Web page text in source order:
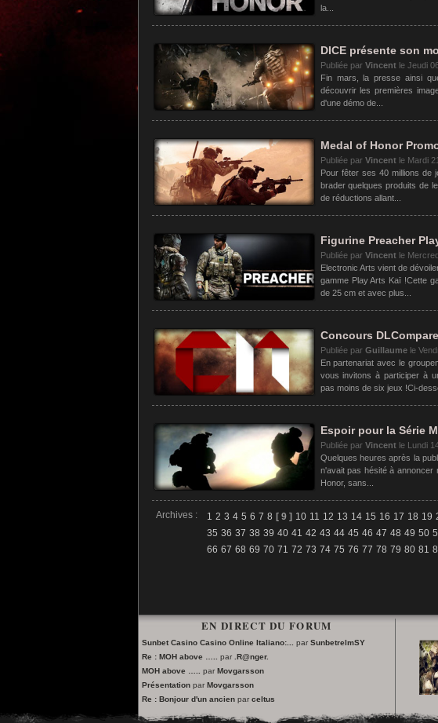
la...
DICE présente son
Publiée par Vincentle Jeudi
Fin mars, la presse ainsi
découvrir les premières
d'une démo de...
Medal of Honor
Publiée par Vincentle Mardi
Pour fêter ses 40 millions de
brader quelques produits de
de réductions allant...
Figurine Preacher
Publiée par Vincentle
Electronic Arts vient de
gamme Play Arts Kaï !Cette
de 25 cm et avec plus...
Concours
Publiée par Guillaumele
En partenariat avec le
vous invitons à participer à
pas moins de six jeux !Ci-
Espoir pour la Série
Publiée par Vincentle Lundi
Quelques heures après la
n'avait pas hésité à annoncer
Honor, sans...
Archives : 1 2 3 4 5 6 7 8 [ 9 ] 10 11 12 13 14 15 16 17 18 19
35 36 37 38 39 40 41 42 43 44 45 46 47 48 49 50
66 67 68 69 70 71 72 73 74 75 76 77 78 79 80 81
EN DIRECT DU FORUM
Sunbet Casino Casino Online Italiano:... par SunbetrelmSY
Re : MOH above …..
par .R@nger.
MOH above …..
par Movgarsson
Présentation par Movgarsson
Re : Bonjour d'un ancien par celtus